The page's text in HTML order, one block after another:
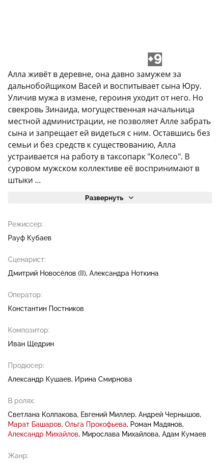
+9
Алла живёт в деревне, она давно замужем за
дальнобойщиком Васей и воспитывает сына Юру.
Уличив мужа в измене, героиня уходит от него. Но
свекровь Зинаида, могущественная начальница
местной администрации, не позволяет Алле забрать
сына и запрещает ей видеться с ним. Оставшись без
семьи и без средств к существованию, Алла
устраивается на работу в таксопарк "Колесо". В
суровом мужском коллективе её воспринимают в
штыки ...
Развернуть
Режиссер:
Рауф Кубаев
Сценарист:
Дмитрий Новосёлов (II) Александра Ноткина
Оператор:
Константин Постников
Композитор:
Иван Щедрин
Продюсер:
Александр Кушаев
Ирина Смирнова
В ролях:
Светлана Колпакова Евгений Миллер Андрей Чернышов
Марат Башаров Ольга Прокофьева Роман Мадянов
Александр Михайлов
Мирослава Михайлова Адам Кумаев
Жанр: